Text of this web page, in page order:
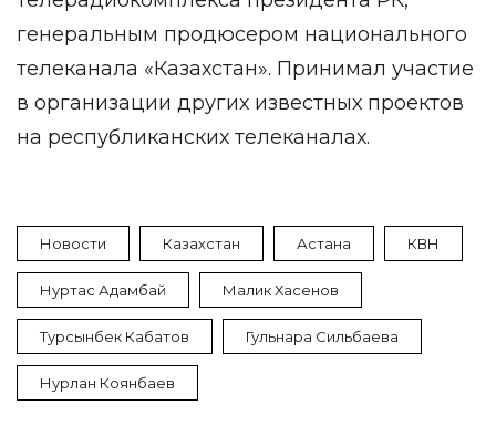
генеральным продюсером национального
телеканала «Казахстан». Принимал участие
в организации других известных проектов
на республиканских телеканалах.
Новости Казахстан Астана КВН
Нуртас Адамбай Малик Хасенов
Турсынбек Кабатов Гульнара Сильбаева
Нурлан Коянбаев